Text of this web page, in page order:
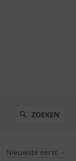
ZOEKEN
Nieuwste eerst